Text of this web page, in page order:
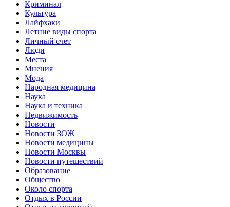
Криминал
Культура
Лайфхаки
Летние виды спорта
Личный счет
Люди
Места
Мнения
Мода
Народная медицина
Наука
Наука и техника
Недвижимость
Новости
Новости ЗОЖ
Новости медицины
Новости Москвы
Новости путешествий
Образование
Общество
Около спорта
Отдых в России